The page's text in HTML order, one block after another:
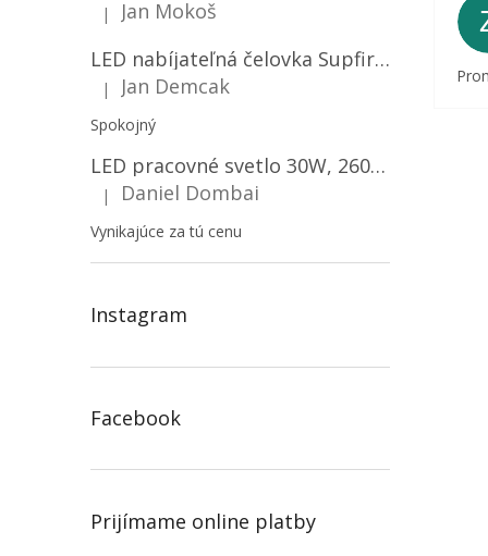
Hodnotenie produktu je 5 z 5 hviezdičiek.
|
Jan Mokoš
LED nabíjateľná čelovka Supfire HL06, 3 módy + SOS + senzor, nabíjanie cez Micro-USB, 5W, 500lm, 300m
Hodnotenie produktu je 5 z 5 hviezdičiek.
| Jan Demcak
Spokojný
LED pracovné svetlo 30W, 2600LM, 12V/24V, IP67/2-PACK! [LB0087]
Hodnotenie produktu je 5 z 5 hviezdičiek.
| Daniel Dombai
Vynikajúce za tú cenu
Instagram
Facebook
Prijímame online platby